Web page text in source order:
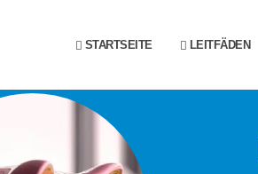
STARTSEITE LEITFÄDEN